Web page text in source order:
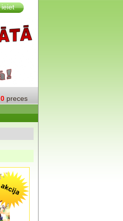
ieiet
0 preces